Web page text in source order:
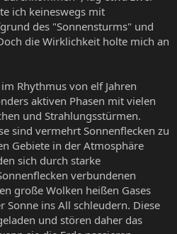
ich keineswegs mit
des "Sonnensturms" und
die Wirklichkeit holte mich an
Rhythmus von elf Jahren
aktiven Phasen mit vielen
und Strahlungsstürmen.
sind vermehrt Sonnenflecken zu
Gebiete in der Atmosphäre
sich durch starke
verbundenen
große Wolken heißen Gases
Sonne ins All schleudern. Diese
und stören daher das